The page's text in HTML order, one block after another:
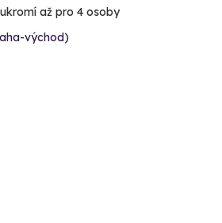
až pro 4 osoby
východ)